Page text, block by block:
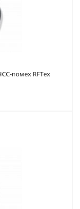
помех RFТех